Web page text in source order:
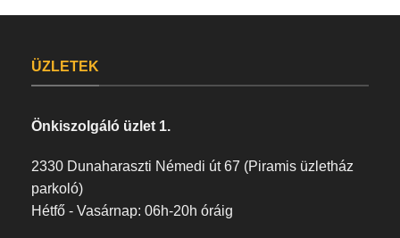
ÜZLETEK
Önkiszolgáló üzlet 1.
2330 Dunaharaszti Némedi út 67 (Piramis üzletház
parkoló)
Hétfő - Vasárnap: 06h-20h óráig